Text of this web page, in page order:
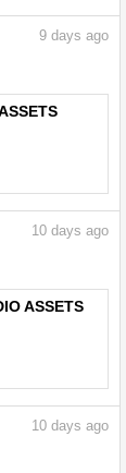
9 days ago
10 days ago
ASSETS
10 days ago